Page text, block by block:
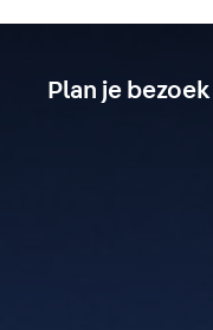
Plan je bezoek